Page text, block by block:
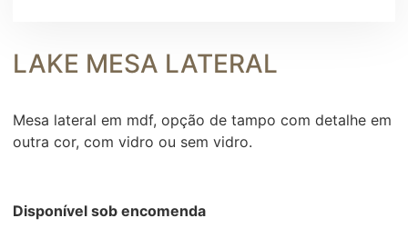
LAKE MESA LATERAL
Mesa lateral em mdf, opção de tampo com detalhe em
outra cor, com vidro ou sem vidro.
Disponível sob encomenda